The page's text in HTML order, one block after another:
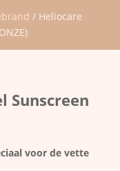
/ Heliocare
Sunscreen
voor de vette